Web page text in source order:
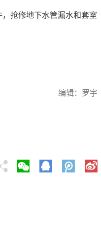
抢修地下水管漏水和套室
编辑：罗宇